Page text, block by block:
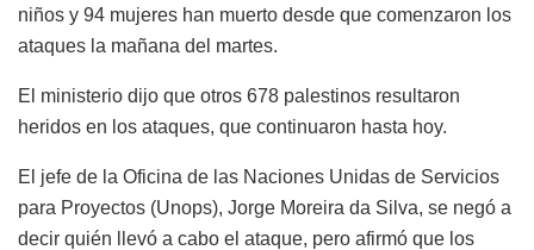
niños y 94 mujeres han muerto desde que comenzaron los
ataques la mañana del martes.
El ministerio dijo que otros 678 palestinos resultaron
heridos en los ataques, que continuaron hasta hoy.
El jefe de la Oficina de las Naciones Unidas de Servicios
para Proyectos (Unops), Jorge Moreira da Silva, se negó a
decir quién llevó a cabo el ataque, pero afirmó que los